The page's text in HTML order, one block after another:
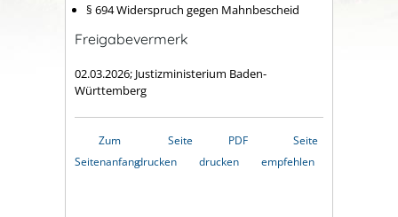
§ 694Widerspruch gegen Mahnbescheid
Freigabevermerk
02.03.2026; Justizministerium Baden-
Württemberg
Zum
Seitenanfang
Seite
drucken
PDF
drucken
Seite
empfehlen